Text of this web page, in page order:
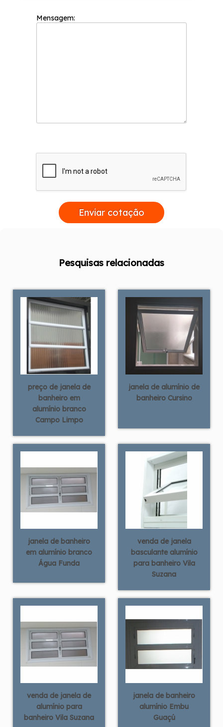
Mensagem:
Enviar cotação
Pesquisas relacionadas
preço de janela de
banheiro em
alumínio branco
Campo Limpo
janela de alumínio de
banheiro Cursino
janela de banheiro
em alumínio branco
Água Funda
venda de janela
basculante alumínio
para banheiro Vila
Suzana
venda de janela de
alumínio para
banheiro Vila Suzana
janela de banheiro
alumínio Embu
Guaçú